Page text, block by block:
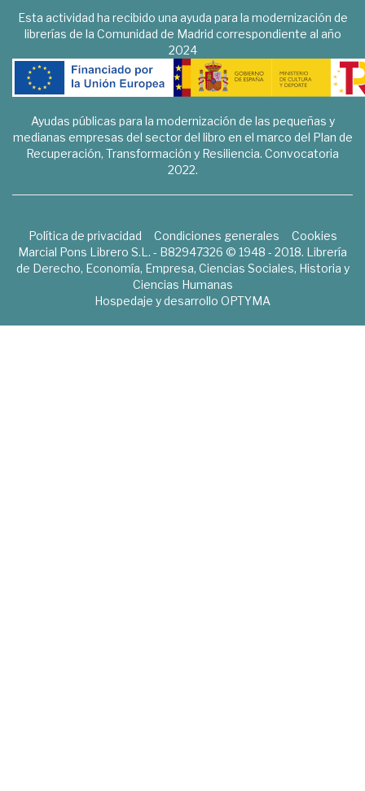
Esta actividad ha recibido una ayuda para la modernización de
librerías de la Comunidad de Madrid correspondiente al año
2024
Ayudas públicas para la modernización de las pequeñas y
medianas empresas del sector del libro en el marco del Plan de
Recuperación, Transformación y Resiliencia. Convocatoria
2022.
Política de privacidad Condiciones generales
Cookies
Marcial Pons Librero S.L. - B82947326 © 1948 - 2018. Librería
de Derecho, Economía, Empresa, Ciencias Sociales, Historia y
Ciencias Humanas
Hospedaje y desarrollo OPTYMA